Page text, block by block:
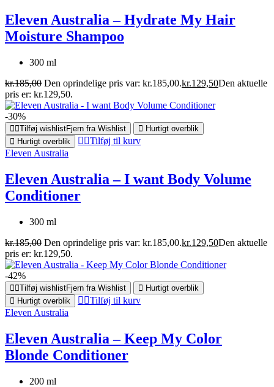
Eleven Australia – Hydrate My Hair
Moisture Shampoo
300 ml
kr.185,00 Den oprindelige pris var: kr.185,00.kr.129,50Den aktuelle
pris er: kr.129,50.
-30%
Tilføj wishlistFjern fra Wishlist
Hurtigt overblik
Hurtigt overblik
Tilføj til kurv
Eleven Australia
Eleven Australia – I want Body Volume
Conditioner
300 ml
kr.185,00 Den oprindelige pris var: kr.185,00.kr.129,50Den aktuelle
pris er: kr.129,50.
-42%
Tilføj wishlistFjern fra Wishlist
Hurtigt overblik
Hurtigt overblik
Tilføj til kurv
Eleven Australia
Eleven Australia – Keep My Color
Blonde Conditioner
200 ml